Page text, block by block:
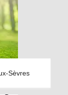
Sèvres